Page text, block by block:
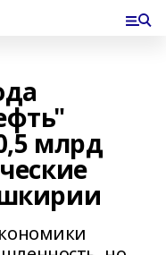
млрд